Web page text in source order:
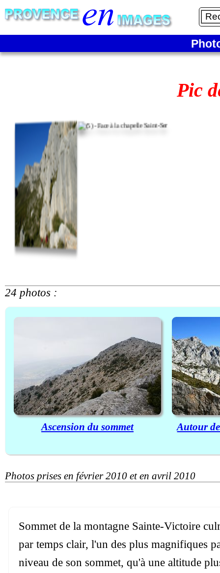
Pic
24 photos :
Ascension du sommet Autour
Photos prises en février 2010 et en avril 2010
Sommet de la montagne Sainte-Victoire
par temps clair, l'un des plus magnifiques
niveau de son sommet, qu'à une altitude